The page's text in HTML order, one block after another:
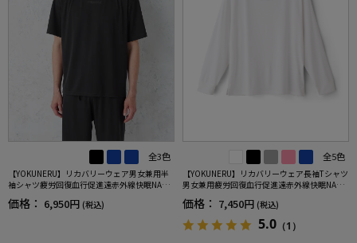
全3色
【YOKUNERU】リカバリーウェア男女兼用半
袖シャツ疲労回復血行促進遠赤外線快眠NANO
MIX(R)【一般医療機器】SS～LLサイズ
価格： 6,950円 (税込)
全5色
【YOKUNERU】リカバリーウェア長袖Tシャツ
男女兼用疲労回復血行促進遠赤外線快眠NANO
MIX(R)【一般医療機器】SS～LLサイズ
価格： 7,450円 (税込)
5.0 （1）